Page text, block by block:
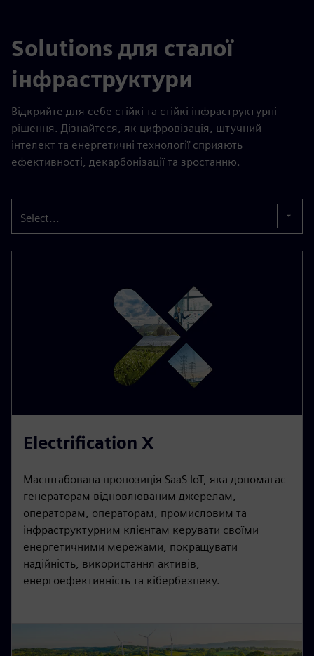
Solutions для сталої
інфраструктури
Відкрийте для себе стійкі та стійкі інфраструктурні
рішення. Дізнайтеся, як цифровізація, штучний
інтелект та енергетичні технології сприяють
ефективності, декарбонізації та зростанню.
Select...
Electrification X
Масштабована пропозиція SaaS IoT, яка допомагає
генераторам відновлюваним джерелам,
операторам, операторам, промисловим та
інфраструктурним клієнтам керувати своїми
енергетичними мережами, покращувати
надійність, використання активів,
енергоефективність та кібербезпеку.